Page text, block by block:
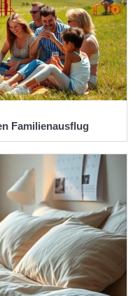
Familienausflug